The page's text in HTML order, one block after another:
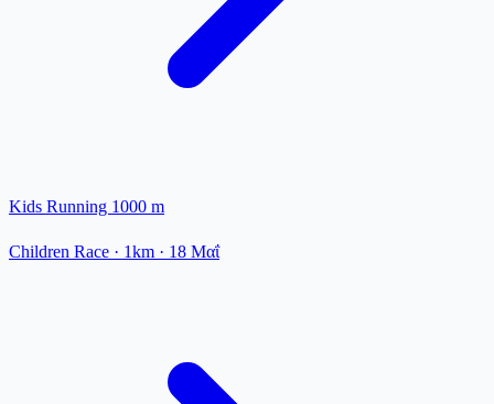
Kids Running 1000 m
Children Race · 1km · 18 Μαΐ